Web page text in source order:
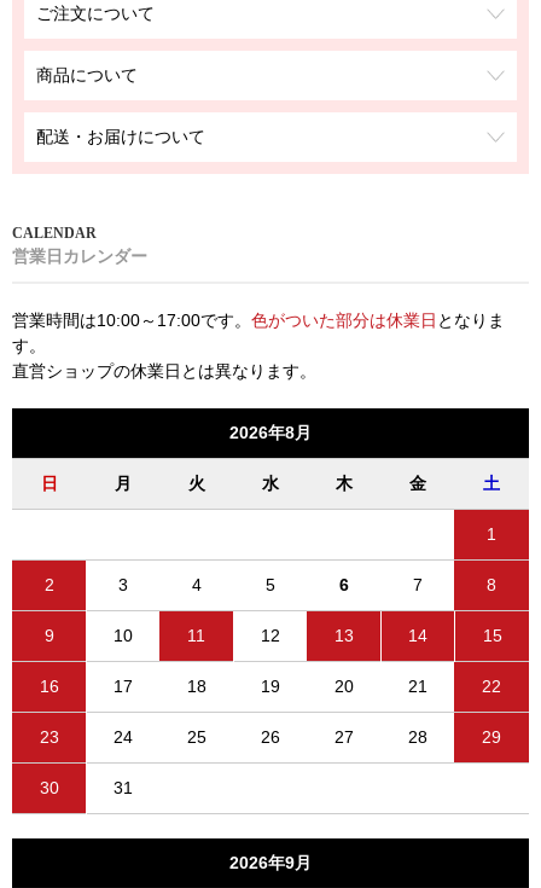
ご注文について
商品について
配送・お届けについて
営業日カレンダー
営業時間は10:00～17:00です。 色がついた部分は休業日 となりま
す。
直営ショップの休業日とは異なります。
2026年8月
日 月 火 水 木 金 土
1
2 3 4 5 6 7 8
9 10 11 12 13 14 15
16 17 18 19 20 21 22
23 24 25 26 27 28 29
30 31
2026年9月